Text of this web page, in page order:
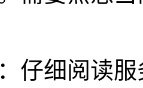
仔细阅读